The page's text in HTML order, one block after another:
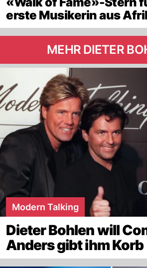
erste Musikerin aus
MEHR DIETER
Modern Talking
Dieter Bohlen will
Anders gibt ihm Korb